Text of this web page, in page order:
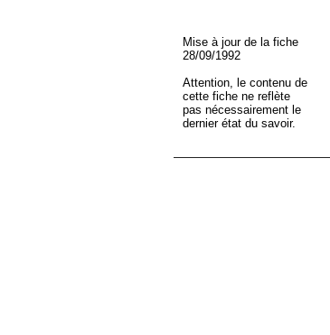
Mise à jour de la fiche
28/09/1992
Attention, le contenu de
cette fiche ne reflète
pas nécessairement le
dernier état du savoir.